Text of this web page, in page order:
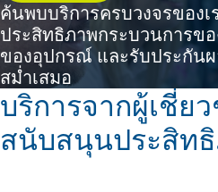
ค้นพบบริการครบวงจรของ
ประสิทธิภาพกระบวนการข
ของอุปกรณ์ และรับประกัน
สม่ำเสมอ
บริการจากผู้เชี่ย
สนับสนุนประสิท